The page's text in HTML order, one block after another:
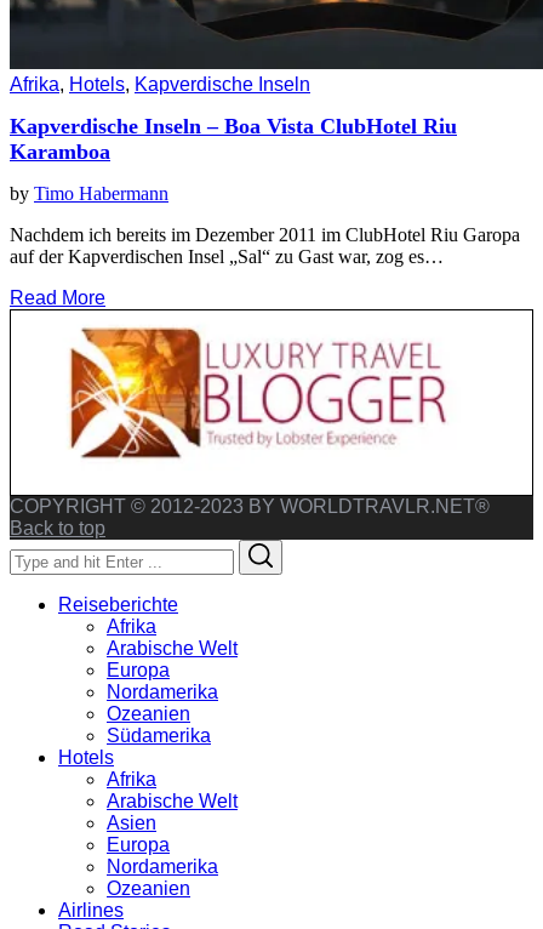
Afrika, Hotels, Kapverdische Inseln
Kapverdische Inseln – Boa Vista ClubHotel Riu
Karamboa
by Timo Habermann
Nachdem ich bereits im Dezember 2011 im ClubHotel Riu Garopa
auf der Kapverdischen Insel „Sal“ zu Gast war, zog es…
Read More
COPYRIGHT © 2012-2023 BY WORLDTRAVLR.NET®
Back to top
Search
for:
Reiseberichte
Afrika
Arabische Welt
Europa
Nordamerika
Ozeanien
Südamerika
Hotels
Afrika
Arabische Welt
Asien
Europa
Nordamerika
Ozeanien
Airlines